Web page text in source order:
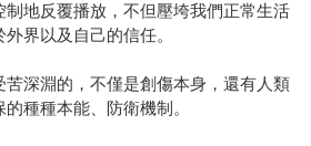
地反覆播放，不但壓垮我們正常生活
界以及自己的信任。
深淵的，不僅是創傷本身，還有人類
種種本能、防衛機制。